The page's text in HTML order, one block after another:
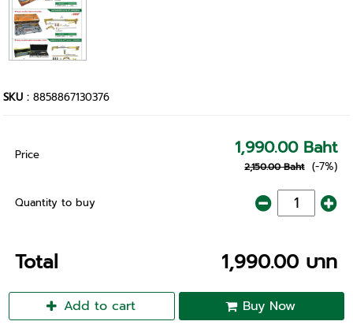
SKU :8858867130376
Price 1,990.00 Baht
2,150.00 Baht (-7%)
Quantity to buy
Total 1,990.00 บาท
Add to cart Buy Now